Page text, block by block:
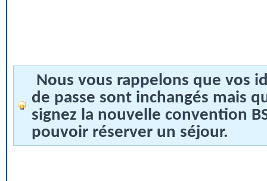
Nous vous rappelons que vos
de passe sont inchangés mais
signez la nouvelle convention
pouvoir réserver un séjour.